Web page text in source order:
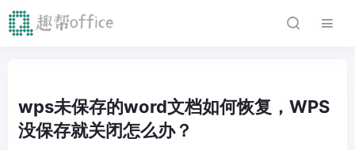
wps未保存的word文档如何恢复，WPS
没保存就关闭怎么办？